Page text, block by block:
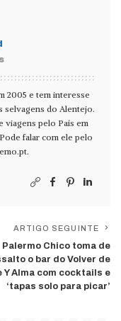
2005 e tem interesse
selvagens do Alentejo.
viagens pelo País em
falar com ele pelo
.
ARTIGO SEGUINTE
Palermo Chico toma de
o bar do Volver de
Y Alma com cocktails e
‘tapas solo para picar’